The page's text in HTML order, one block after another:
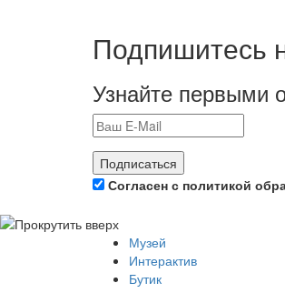
Подпишитесь
Узнайте первыми
Подписаться
Согласен с политикой
Музей
Интерактив
Бутик